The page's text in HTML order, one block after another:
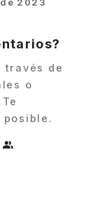
2023
través de
o
posible.